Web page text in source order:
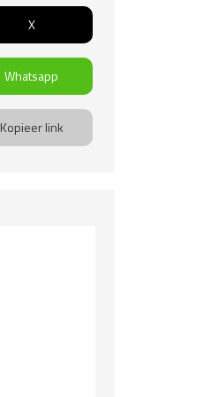
X
Whatsapp
Kopieer link